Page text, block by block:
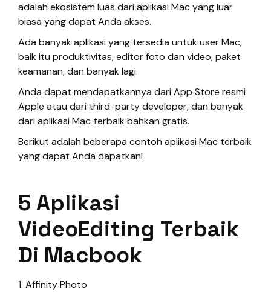
adalah ekosistem luas dari aplikasi Mac yang luar
biasa yang dapat Anda akses.
Ada banyak aplikasi yang tersedia untuk user Mac,
baik itu produktivitas, editor foto dan video, paket
keamanan, dan banyak lagi.
Anda dapat mendapatkannya dari App Store resmi
Apple atau dari third-party developer, dan banyak
dari aplikasi Mac terbaik bahkan gratis.
Berikut adalah beberapa contoh aplikasi Mac terbaik
yang dapat Anda dapatkan!
5 Aplikasi
VideoEditing Terbaik
Di Macbook
1. Affinity Photo